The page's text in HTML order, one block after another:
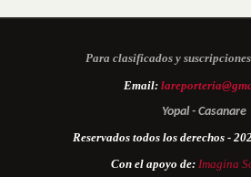
Para clasificados y
Email:
Yopal - Casanare
Reservados todos los derechos -
Con el apoyo de: Imagina